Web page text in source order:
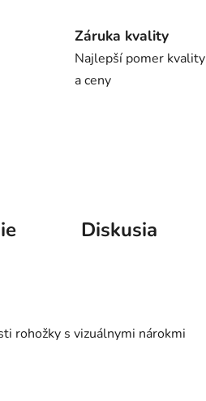
Záruka kvality
Najlepší pomer kvality
a ceny
Diskusia
rohožky s vizuálnymi nárokmi